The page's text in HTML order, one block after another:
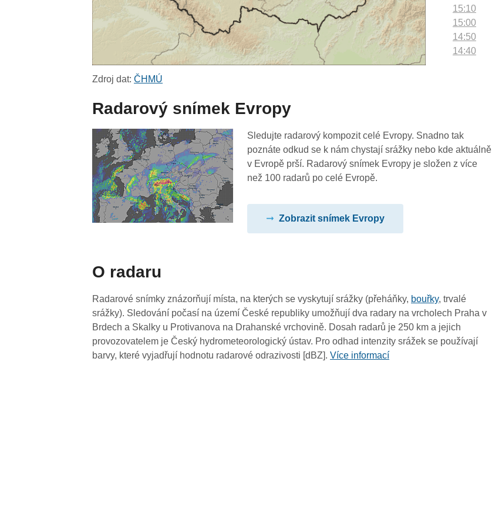
15:10
15:00
14:50
14:40
13:40
13:30
13:20
11:40
11:30
11:20
11:10
Zdroj dat:ČHMÚ
Radarový snímek Evropy
Sledujte radarový kompozit celé Evropy. Snadno tak
poznáte odkud se k nám chystají srážky nebo kde aktuálně
v Evropě prší. Radarový snímek Evropy je složen z více
než 100 radarů po celé Evropě.
Zobrazit snímek Evropy
O radaru
Radarové snímky znázorňují místa, na kterých se vyskytují srážky (přeháňky, bouřky, trvalé
srážky). Sledování počasí na území České republiky umožňují dva radary na vrcholech Praha v
Brdech a Skalky u Protivanova na Drahanské vrchovině. Dosah radarů je 250 km a jejich
provozovatelem je Český hydrometeorologický ústav. Pro odhad intenzity srážek se používají
barvy, které vyjadřují hodnotu radarové odrazivosti [dBZ].Více informací